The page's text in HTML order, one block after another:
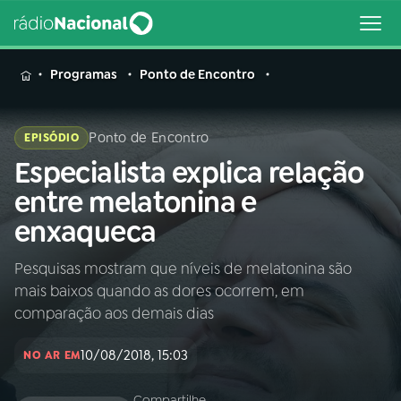
MENU
Buscar
na
Rádio
Nacional
Buscar
AO VIVO
INÍCIO
Programas Ponto de Encontro
EPISÓDIO Ponto de Encontro
Especialista explica relação
entre melatonina e
enxaqueca
Pesquisas mostram que níveis de melatonina são
mais baixos quando as dores ocorrem, em
comparação aos demais dias
NO AR EM10/08/2018, 15:03